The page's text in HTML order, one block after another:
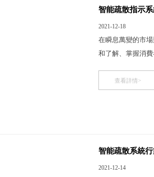
智能疏散指示
2021-12-18
在瞬息萬變的市
和了解、掌握消
品牌的趨勢或市
查看詳情>
智能疏散系統
2021-12-14